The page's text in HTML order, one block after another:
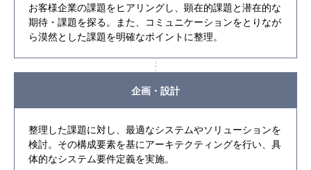
お客様企業の課題をヒアリングし、顕在的課題と潜在的な
期待・課題を探る。また、コミュニケーションをとりなが
ら漠然とした課題を明確なポイントに整理。
企画・設計
整理した課題に対し、最適なシステムやソリューションを
検討。その構成要素を基にアーキテクティングを行い、具
体的なシステム要件定義を実施。